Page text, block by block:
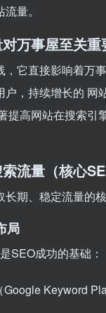
量。
万事屋至关重
，它直接影响着万
户，持续增长的 网
提高网站在搜索引
流量（核心
期、稳定流量的
局
是SEO成功的基础：
Keyword